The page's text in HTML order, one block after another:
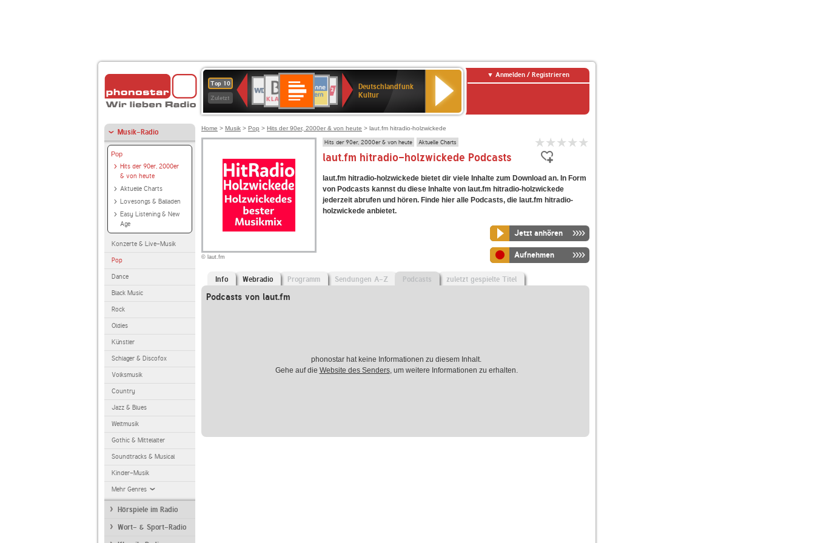
Top 10
Zuletzt
Deutschlandfunk
80er
90er
OLDIE
ANTENNE
SWR3
4
BR-
KLASSIK
Deutschlandfunk
Kultur
ANTENNE
BAYERN
SWR
Kultur
NDR
2
Deutschlandfunk
Kultur
Anmelden / Registrieren
Musik-Radio
Pop
Hits der 90er, 2000er
& von heute
Aktuelle Charts
Lovesongs & Balladen
Easy Listening & New
Age
Konzerte & Live-Musik
Pop
Dance
Black Music
Rock
Oldies
Künstler
Schlager & Discofox
Volksmusik
Country
Jazz & Blues
Weltmusik
Gothic & Mittelalter
Soundtracks & Musical
Kinder-Musik
Mehr Genres
Hörspiele im Radio
Wort- & Sport-Radio
Home > Musik > Pop > Hits der 90er, 2000er & von heute > laut.fm hitradio-holzwickede
© laut.fm
Hits der 90er, 2000er & von heute Aktuelle Charts
laut.fm hitradio-holzwickede Podcasts
laut.fm hitradio-holzwickede bietet dir viele Inhalte zum Download an. In Form
von Podcasts kannst du diese Inhalte von laut.fm hitradio-holzwickede
jederzeit abrufen und hören. Finde hier alle Podcasts, die laut.fm hitradio-
holzwickede anbietet.
Jetzt anhören
Aufnehmen
Info Webradio Programm Sendungen A-Z Podcasts zuletzt gespielte Titel
Podcasts von laut.fm
phonostar hat keine Informationen zu diesem Inhalt.
Gehe auf die Website des Senders, um weitere Informationen zu erhalten.